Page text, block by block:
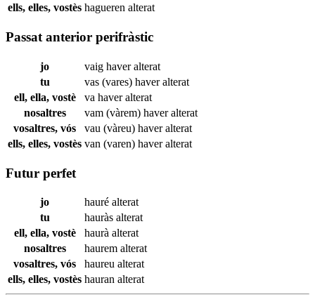
ells, elles, vostès hagueren alterat
Passat anterior perifràstic
jo vaig haveralterat
tu
vas (vares) haveralterat
ell, ella, vostè
va haveralterat
nosaltres
vam (vàrem) haveralterat
vosaltres, vós
vau (vàreu) haveralterat
ells, elles, vostès van (varen) haveralterat
Futur perfet
jo hauré alterat
tu
hauràs alterat
ell, ella, vostè
haurà alterat
nosaltres
haurem alterat
vosaltres, vós
haureu alterat
ells, elles, vostès hauran alterat